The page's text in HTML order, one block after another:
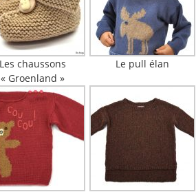
Les chaussons
« Groenland »
Le pull élan